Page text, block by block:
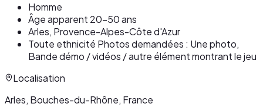
Homme
Âge apparent 20-50 ans
Arles, Provence-Alpes-Côte d'Azur
Toute ethnicité Photos demandées : Une photo,
Bande démo / vidéos / autre élément montrant le jeu
Localisation
Arles, Bouches-du-Rhône, France